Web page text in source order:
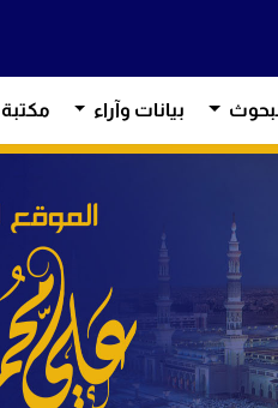
بيانات وآراء مكتبة